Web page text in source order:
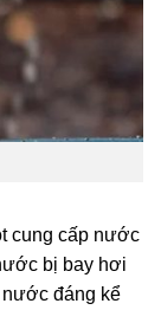
cung cấp nước
bị bay hơi
nước đáng kể